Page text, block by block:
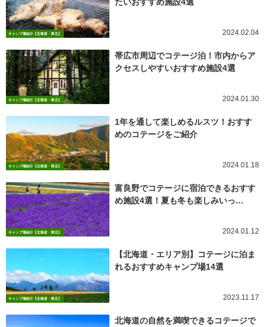
キャンプ場紹介【北海道・東北】 2024.02.04
キャンプ場紹介【北海道・東北】
帯広市周辺でコテージ泊！市内からア
クセスしやすいおすすめ施設4選
2024.01.30
キャンプ場紹介【北海道・東北】
1年を通して楽しめるルスツ！おすす
めのコテージをご紹介
2024.01.18
キャンプ場紹介【北海道・東北】
富良野でコテージに宿泊できるおすす
め施設4選！夏も冬も楽しみいっ…
2024.01.12
キャンプ場紹介【北海道・東北】
【北海道・エリア別】コテージに泊ま
れるおすすめキャンプ場14選
2023.11.17
北海道の自然を満喫できるコテージで